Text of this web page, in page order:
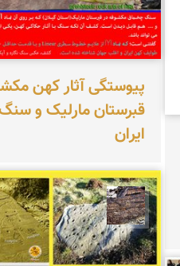
پیوستگی آثار کهن
قبرستان مارلیک و
ایران
محمد ناصری فرد